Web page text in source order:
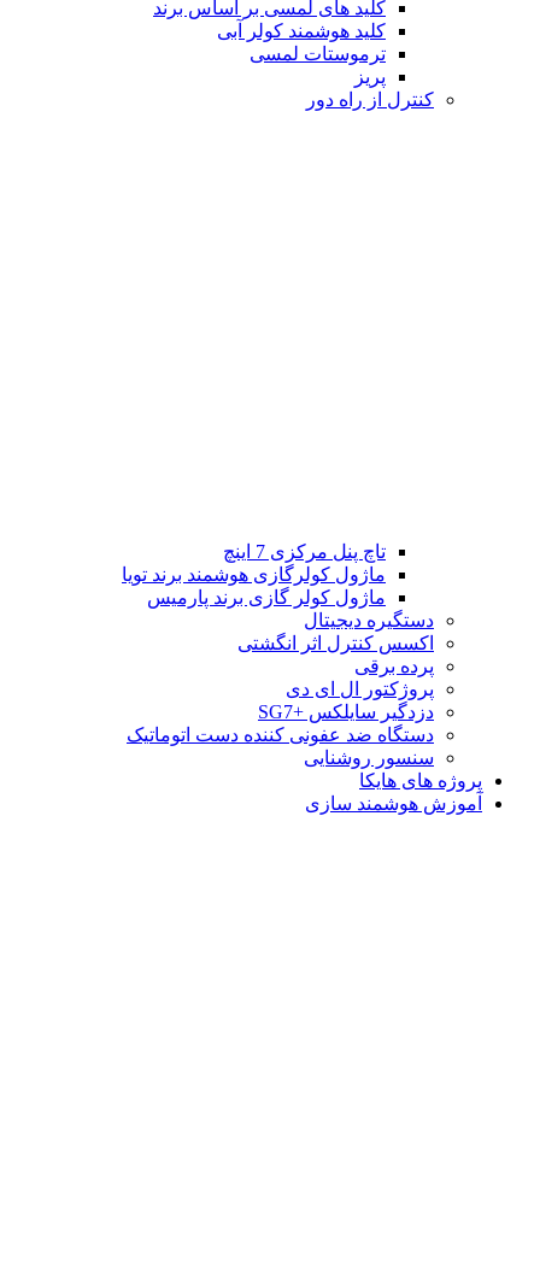
کلید های لمسی بر اساس برند
کلید هوشمند کولر آبی
ترموستات لمسی
پریز
کنترل از راه دور
تاچ پنل مرکزی 7 اینچ
ماژول کولرگازی هوشمند برند تویا
ماژول کولر گازی برند پارمیس
دستگیره دیجیتال
اکسس کنترل اثر انگشتی
پرده برقی
پروژکتور ال ای دی
دزدگیر سایلکس +SG7
دستگاه ضد عفونی کننده دست اتوماتیک
سنسور روشنایی
پروژه های هایکا
آموزش هوشمند سازی